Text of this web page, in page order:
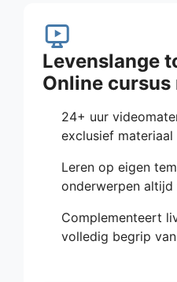
Levenslange
Online cursus
24+ uur
exclusief materiaal
Leren op eigen
onderwerpen
Complementeert
volledig begrip